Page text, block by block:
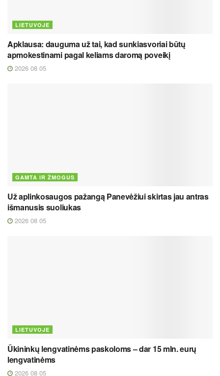
LIETUVOJE
Apklausa: dauguma už tai, kad sunkiasvoriai būtų
apmokestinami pagal keliams daromą poveikį
2026 08 05
GAMTA IR ŽMOGUS
Už aplinkosaugos pažangą Panevėžiui skirtas jau antras
išmanusis suoliukas
2026 08 05
LIETUVOJE
Ūkininkų lengvatinėms paskoloms – dar 15 mln. eurų
lengvatinėms
2026 08 05